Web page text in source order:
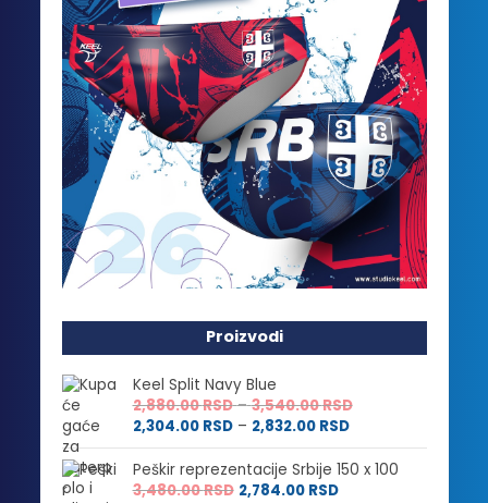
Proizvodi
Keel Split Navy Blue
2,880.00RSD – 3,540.00RSDRaspon
od
2,880.00 RSD
2,304.00 RSD – 2,832.00 RSDRaspon
cena:
od
Peškir reprezentacije Srbije 150 x 100
3,480.00RSD 2,784.00 RSD